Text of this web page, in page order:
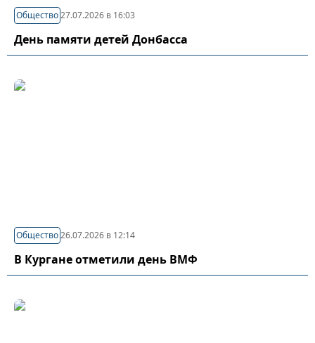
Общество27.07.2026 в 16:03
День памяти детей Донбасса
Общество26.07.2026 в 12:14
В Кургане отметили день ВМФ